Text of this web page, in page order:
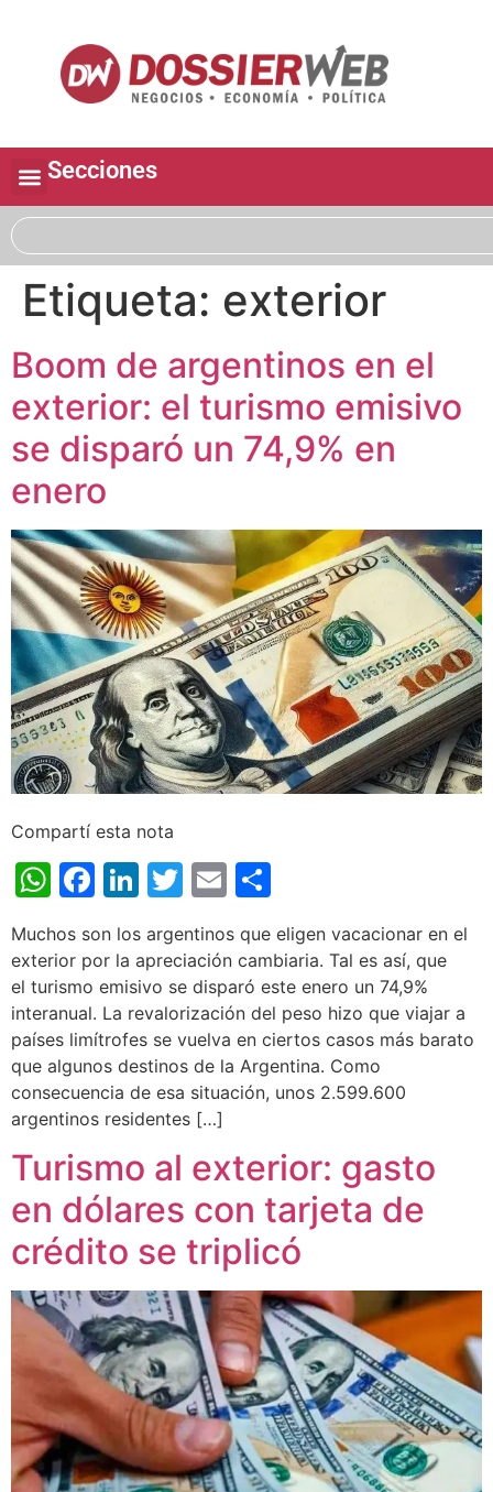
Secciones
Etiqueta: exterior
Boom de argentinos en el
exterior: el turismo emisivo
se disparó un 74,9% en
enero
Compartí esta nota
WhatsApp
Facebook
LinkedIn
Twitter
Email
Muchos son los argentinos que eligen vacacionar en el
exterior por la apreciación cambiaria. Tal es así, que
el turismo emisivo se disparó este enero un 74,9%
interanual. La revalorización del peso hizo que viajar a
países limítrofes se vuelva en ciertos casos más barato
que algunos destinos de la Argentina. Como
consecuencia de esa situación, unos 2.599.600
argentinos residentes […]
Turismo al exterior: gasto
en dólares con tarjeta de
crédito se triplicó